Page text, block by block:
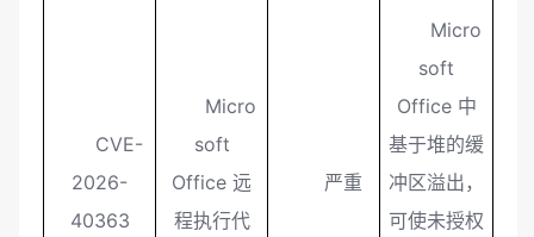
CVE-
2026-
40363
Micro
soft
Office 远
程执行代
严重
Micro
soft
Office 中
基于堆的缓
冲区溢出，
可使未授权